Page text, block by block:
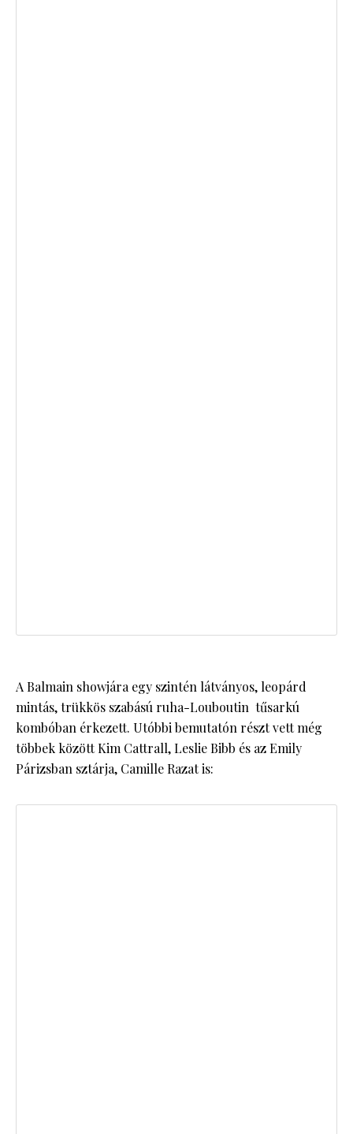
A Balmain showjára egy szintén látványos, leopárd
mintás, trükkös szabású ruha-Louboutin tűsarkú
kombóban érkezett. Utóbbi bemutatón részt vett még
többek között Kim Cattrall, Leslie Bibb és az Emily
Párizsban sztárja, Camille Razat is: